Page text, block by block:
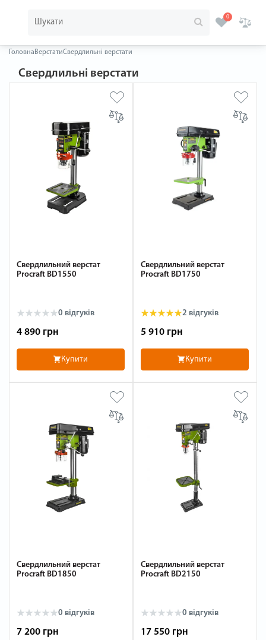
0
Головна ВерстатиСвердлильні верстати
Свердлильні верстати
Свердлильний верстат
Procraft BD1550
0 відгуків
4 890 грн
Купити
Свердлильний верстат
Procraft BD1750
2 відгуків
5 910 грн
Купити
Свердлильний верстат
Procraft BD1850
0 відгуків
7 200 грн
Свердлильний верстат
Procraft BD2150
0 відгуків
17 550 грн